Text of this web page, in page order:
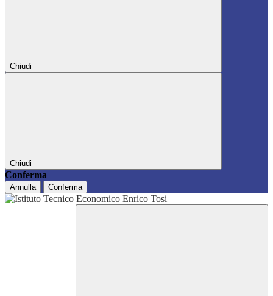
Chiudi
Chiudi
Conferma
Annulla Conferma